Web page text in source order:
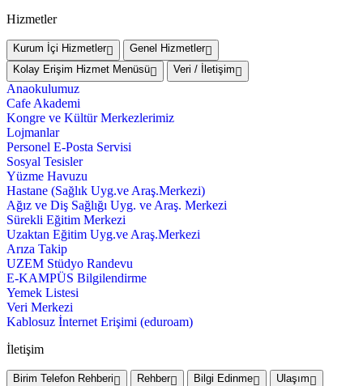
Hizmetler
Kurum İçi Hizmetler
Genel Hizmetler
Kolay Erişim Hizmet Menüsü
Veri / İletişim
Anaokulumuz
Cafe Akademi
Kongre ve Kültür Merkezlerimiz
Lojmanlar
Personel E-Posta Servisi
Sosyal Tesisler
Yüzme Havuzu
Hastane (Sağlık Uyg.ve Araş.Merkezi)
Ağız ve Diş Sağlığı Uyg. ve Araş. Merkezi
Sürekli Eğitim Merkezi
Uzaktan Eğitim Uyg.ve Araş.Merkezi
Arıza Takip
UZEM Stüdyo Randevu
E-KAMPÜS Bilgilendirme
Yemek Listesi
Veri Merkezi
Kablosuz İnternet Erişimi (eduroam)
İletişim
Birim Telefon Rehberi Rehber Bilgi Edinme Ulaşım